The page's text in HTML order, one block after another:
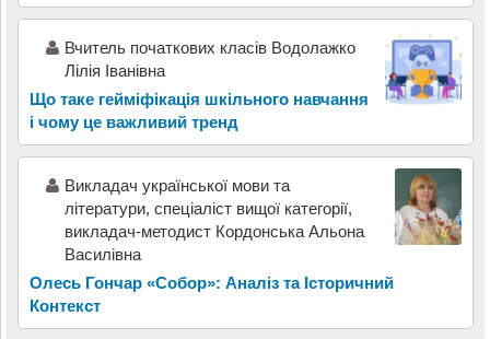
Вчитель початкових класів Водолажко
Лілія Іванівна
Що таке гейміфікація шкільного навчання
і чому це важливий тренд
Викладач української мови та
літератури, спеціаліст вищої категорії,
викладач-методист Кордонська Альона
Василівна
Олесь Гончар «Собор»: Аналіз та Історичний
Контекст